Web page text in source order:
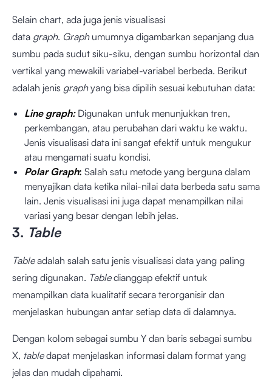
Selain chart, ada juga jenis visualisasi
data graph. Graph umumnya digambarkan sepanjang dua
sumbu pada sudut siku-siku, dengan sumbu horizontal dan
vertikal yang mewakili variabel-variabel berbeda. Berikut
adalah jenis graphyang bisa dipilih sesuai kebutuhan data:
Line graph: Digunakan untuk menunjukkan tren,
perkembangan, atau perubahan dari waktu ke waktu.
Jenis visualisasi data ini sangat efektif untuk mengukur
atau mengamati suatu kondisi.
Polar Graph: Salah satu metode yang berguna dalam
menyajikan data ketika nilai-nilai data berbeda satu sama
lain. Jenis visualisasi ini juga dapat menampilkan nilai
variasi yang besar dengan lebih jelas.
3. Table
Tableadalah salah satu jenis visualisasi data yang paling
sering digunakan. Tabledianggap efektif untuk
menampilkan data kualitatif secara terorganisir dan
menjelaskan hubungan antar setiap data di dalamnya.
Dengan kolom sebagai sumbu Y dan baris sebagai sumbu
X, tabledapat menjelaskan informasi dalam format yang
jelas dan mudah dipahami.